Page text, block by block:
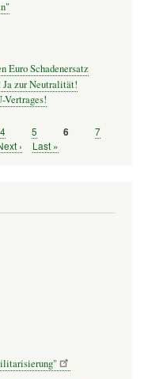
Euro Schadenersatz
zur Neutralität!
Vertrages!
Seite
4 Seite
5 Seite
6 Seite
7
›
Letzte
Last »